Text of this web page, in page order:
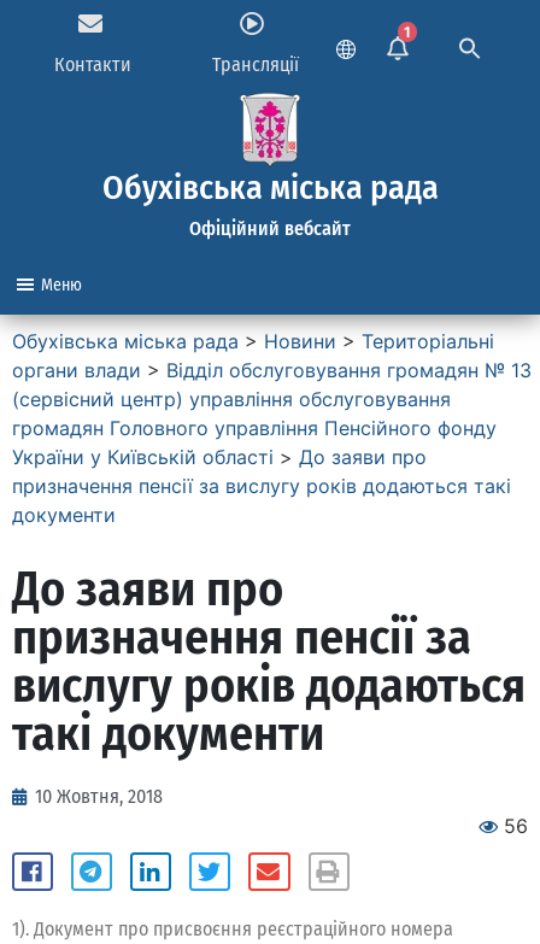
Контакти Трансляції
1
Обухівська міська рада
Офіційний вебсайт
Меню
Обухівська міська рада > Новини > Територіальні
органи влади > Вiддiл обслуговування громадян № 13
(сервiсний центр) управління обслуговування
громадян Головного управлiння Пенсiйного фонду
України у Київськiй областi > До заяви про
призначення пенсії за вислугу років додаються такі
документи
До заяви про
призначення пенсії за
вислугу років додаються
такі документи
10 Жовтня, 2018
56
1). Документ про присвоєння реєстраційного номера